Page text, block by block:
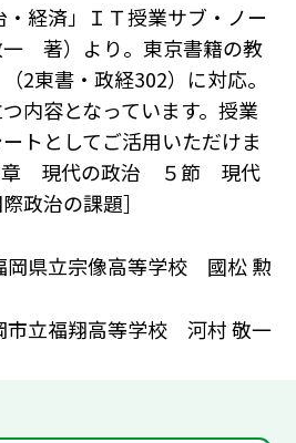
経済」ＩＴ授業サブ・ノー
一 著）より。東京書籍の教
2東書・政経302）に対応。
内容となっています。授業
トとしてご活用いただけま
章 現代の政治 ５節 現代
治の課題］
岡県立宗像高等学校 國松 勲
市立福翔高等学校 河村 敬一